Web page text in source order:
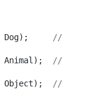
Dog);
//
Animal);
//
Object);
//